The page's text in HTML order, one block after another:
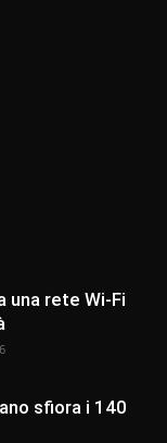
una rete Wi-Fi
sfiora i 140